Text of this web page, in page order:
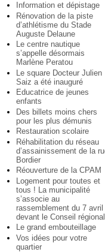
Information et dépistage
Rénovation de la piste
d’athlétisme du Stade
Auguste Delaune
Le centre nautique
s’appelle désormais
Marlène Peratou
Le square Docteur Julien
Saiz a été inauguré
Educatrice de jeunes
enfants
Des billets moins chers
pour les plus démunis
Restauration scolaire
Réhabilitation du réseau
d’assainissement de la
Bordier
Réouverture de la CPAM
Logement pour toutes et
tous ! La municipalité
s’associe au
rassemblement du 7 avril
devant le Conseil régional
Le grand embouteillage
Vos idées pour votre
quartier